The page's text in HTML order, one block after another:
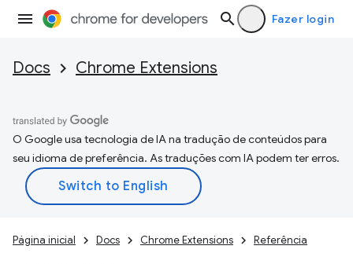
Fazer login
Docs Chrome Extensions
O Google usa tecnologia de IA na tradução de conteúdos para
seu idioma de preferência. As traduções com IA podem ter erros.
Página inicial Docs Chrome Extensions Referência